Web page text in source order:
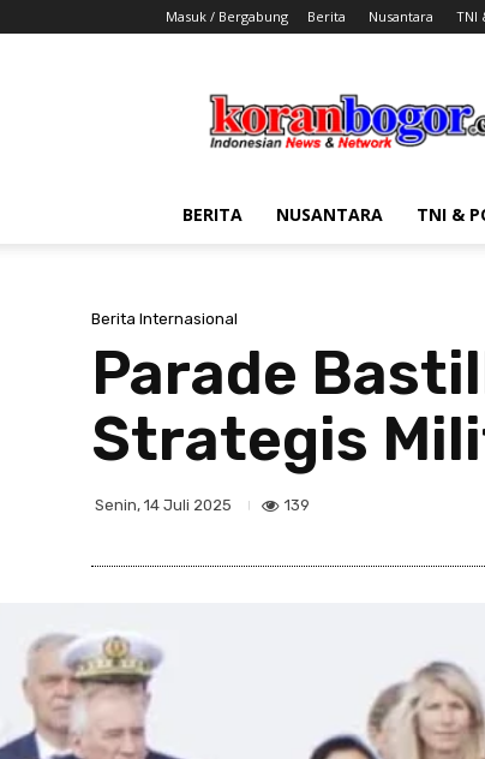
Masuk / Bergabung Berita Nusantara TNI
Bogor
BERITA NUSANTARA TNI &
Berita Internasional
Parade
Strategis
Senin, 14 Juli 2025 139